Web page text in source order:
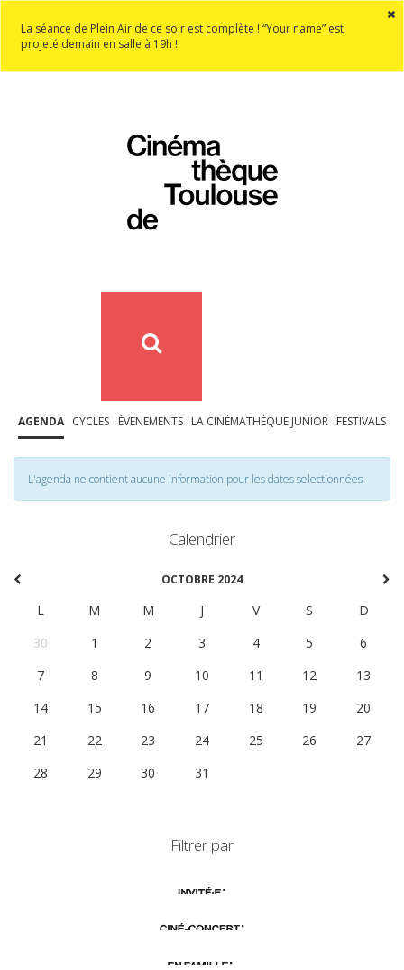
La séance de Plein Air de ce soir est complète ! “Your name” est
projeté demain en salle à 19h !
AGENDA CYCLES ÉVÉNEMENTS LA CINÉMATHÈQUE JUNIOR FESTIVALS
L'agenda ne contient aucune information pour les dates selectionnées
Calendrier
OCTOBRE 2024
L M M J V S
D
30
1 2 3 4 5
6
7
8 9 10 11 12
13
14
15 16 17 18 19
20
21
22 23 24 25 26
27
28
29 30 31
Filtrer par